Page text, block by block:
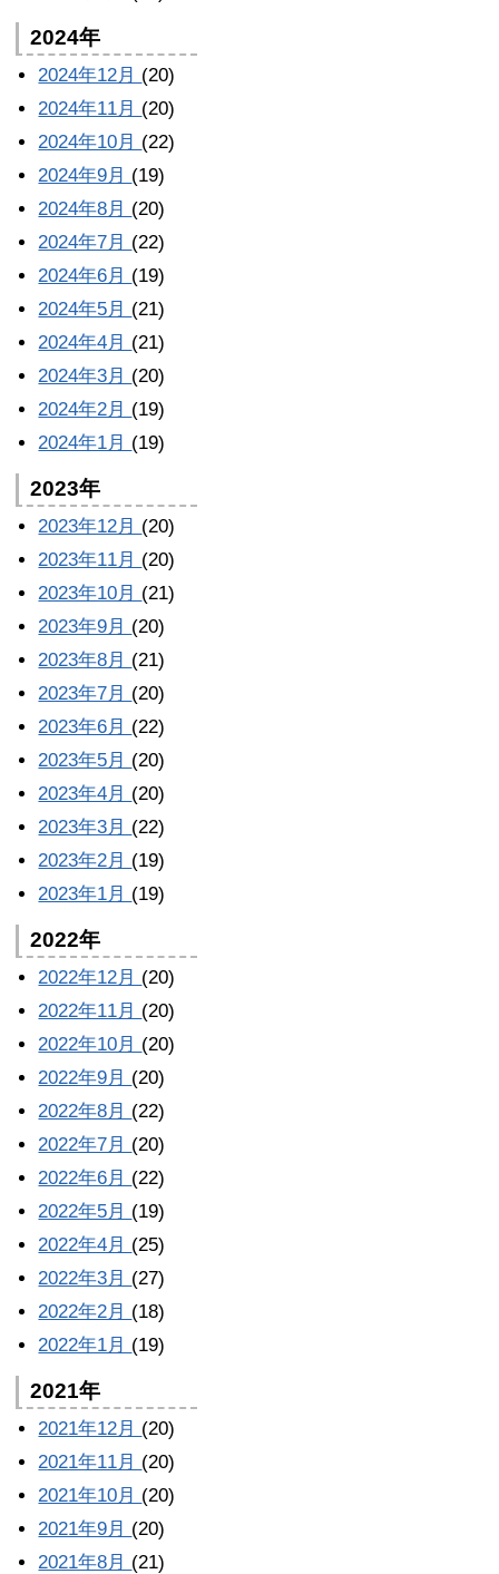
2024年
2024年12月 (20)
2024年11月 (20)
2024年10月 (22)
2024年9月 (19)
2024年8月 (20)
2024年7月 (22)
2024年6月 (19)
2024年5月 (21)
2024年4月 (21)
2024年3月 (20)
2024年2月 (19)
2024年1月 (19)
2023年
2023年12月 (20)
2023年11月 (20)
2023年10月 (21)
2023年9月 (20)
2023年8月 (21)
2023年7月 (20)
2023年6月 (22)
2023年5月 (20)
2023年4月 (20)
2023年3月 (22)
2023年2月 (19)
2023年1月 (19)
2022年
2022年12月 (20)
2022年11月 (20)
2022年10月 (20)
2022年9月 (20)
2022年8月 (22)
2022年7月 (20)
2022年6月 (22)
2022年5月 (19)
2022年4月 (25)
2022年3月 (27)
2022年2月 (18)
2022年1月 (19)
2021年
2021年12月 (20)
2021年11月 (20)
2021年10月 (20)
2021年9月 (20)
2021年8月 (21)